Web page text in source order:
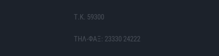
Τ.Κ. 59300
ΤΗΛ-ΦΑΞ: 23330 24222